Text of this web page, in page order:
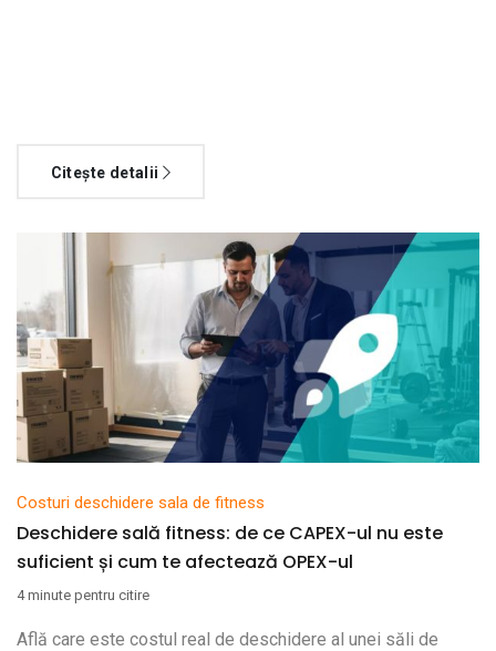
Citește detalii
Costuri deschidere sala de fitness
Deschidere sală fitness: de ce CAPEX-ul nu este
suficient și cum te afectează OPEX-ul
4 minute pentru citire
Află care este costul real de deschidere al unei săli de